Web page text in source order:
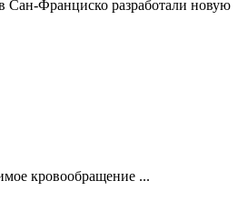
Сан-Франциско разработали новую
кровообращение ...